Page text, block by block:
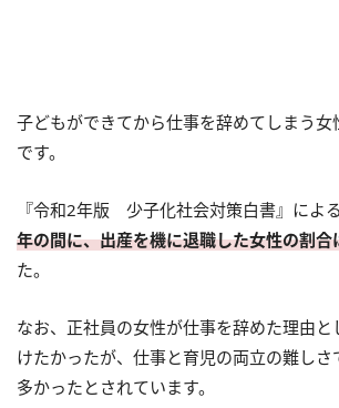
子どもができてから仕事を辞めてしまう女
です。
『令和2年版 少子化社会対策白書』による
年の間に、出産を機に退職した女性の割
た。
なお、正社員の女性が仕事を辞めた理由
けたかったが、仕事と育児の両立の難しさ
多かったとされています。